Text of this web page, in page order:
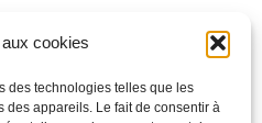
cookies
des technologies telles que les
des appareils. Le fait de consentir à